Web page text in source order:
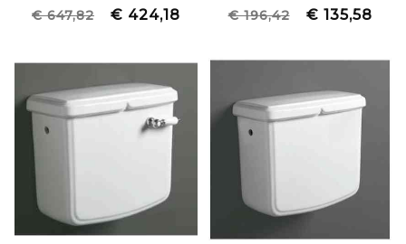
€ 647,82 € 424,18 € 196,42 € 135,58